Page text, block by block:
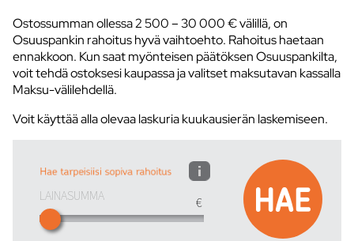
Ostossumman ollessa 2 500 – 30 000 € välillä, on
Osuuspankin rahoitus hyvä vaihtoehto. Rahoitus haetaan
ennakkoon. Kun saat myönteisen päätöksen Osuuspankilta,
voit tehdä ostoksesi kaupassa ja valitset maksutavan kassalla
Maksu-välilehdellä.
Voit käyttää alla olevaa laskuria kuukausierän laskemiseen.